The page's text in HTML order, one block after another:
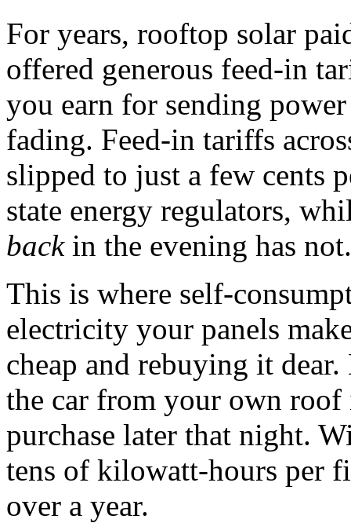
For years, rooftop solar
offered generous feed-in
you earn for sending
fading. Feed-in tariffs
slipped to just a few cents
state energy regulators,
backin the evening has not.
This is where self-
electricity your panels
cheap and rebuying it
the car from your own roof
purchase later that night.
tens of kilowatt-hours per
over a year.